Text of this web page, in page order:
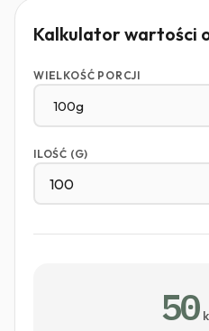
Kalkulator wartości
WIELKOŚĆ PORCJI
ILOŚĆ (G)
50